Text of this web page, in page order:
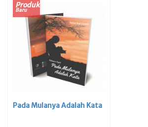
Produk
Baru
Pada Mulanya Adalah Kata